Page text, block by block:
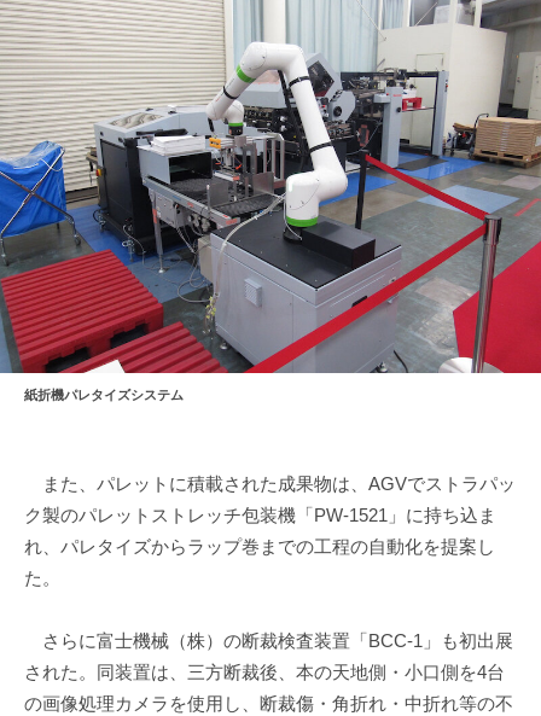
紙折機パレタイズシステム
また、パレットに積載された成果物は、AGVでストラパッ
ク製のパレットストレッチ包装機「PW-1521」に持ち込ま
れ、パレタイズからラップ巻までの工程の自動化を提案し
た。
さらに富士機械（株）の断裁検査装置「BCC-1」も初出展
された。同装置は、三方断裁後、本の天地側・小口側を4台
の画像処理カメラを使用し、断裁傷・角折れ・中折れ等の不